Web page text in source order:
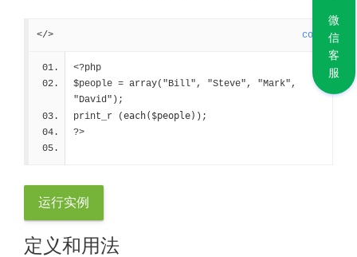
</> code
<?php
$people = array("Bill", "Steve", "Mark",
"David");
print_r (each($people) );
?>
运行实例
定义和用法
微
信
客
服